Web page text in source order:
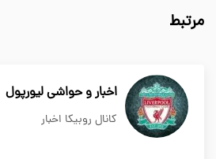
مرتبط
اخبار و حواشی لیورپول
کانال روبیکا اخبار